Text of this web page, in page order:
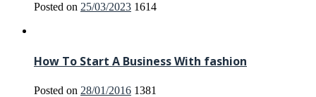
Posted on 25/03/2023 1614
How To Start A Business With fashion
Posted on 28/01/2016 1381